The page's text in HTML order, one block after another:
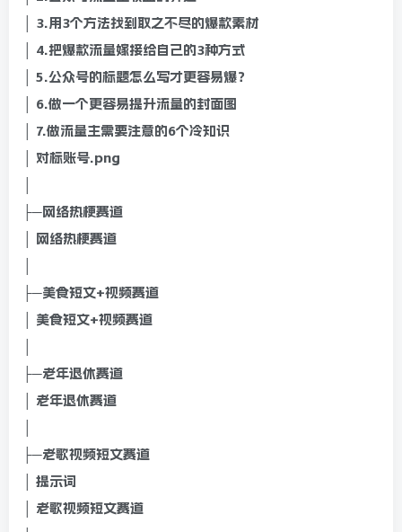
│ 3.用3个方法找到取之不尽的爆款素材
│ 4.把爆款流量嫁接给自己的3种方式
│ 5.公众号的标题怎么写才更容易爆？
│ 6.做一个更容易提升流量的封面图
│ 7.做流量主需要注意的6个冷知识
│ 对标账号.png
├─网络热梗赛道
│ 网络热梗赛道
├─美食短文+视频赛道
│ 美食短文+视频赛道
├─老年退休赛道
│ 老年退休赛道
├─老歌视频短文赛道
│ 提示词
│ 老歌视频短文赛道